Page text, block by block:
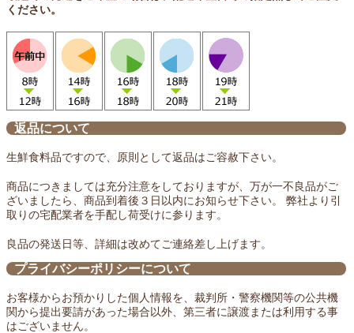
ください。
返品について
生鮮食料品ですので、原則として返品はご容赦下さい。
商品につきましては充分注意をしておりますが、万が一不良品がご
ざいましたら、商品到着後３日以内にお知らせ下さい。 弊社より引
取りの宅配業者を手配し荷受けに参ります。
良品の発送日等、詳細は改めてご連絡差し上げます。
プライバシーポリシーについて
お客様からお預かりした個人情報を、裁判所・警察機関等の公共機
関から提出要請があった場合以外、第三者に譲渡または利用する事
はございません。